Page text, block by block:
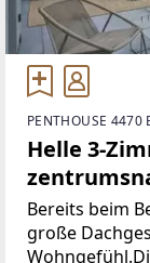
PENTHOUSE 4470
Helle 3-
Bereits beim
große